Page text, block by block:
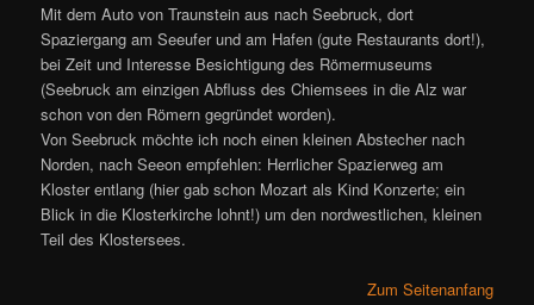
Mit dem Auto von Traunstein aus nach Seebruck, dort
Spaziergang am Seeufer und am Hafen (gute Restaurants dort!),
bei Zeit und Interesse Besichtigung des Römermuseums
(Seebruck am einzigen Abfluss des Chiemsees in die Alz war
schon von den Römern gegründet worden).
Von Seebruck möchte ich noch einen kleinen Abstecher nach
Norden, nach Seeon empfehlen: Herrlicher Spazierweg am
Kloster entlang (hier gab schon Mozart als Kind Konzerte; ein
Blick in die Klosterkirche lohnt!) um den nordwestlichen, kleinen
Teil des Klostersees.
Zum Seitenanfang